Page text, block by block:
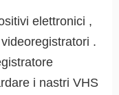
elettronici ,
.
i nastri VHS